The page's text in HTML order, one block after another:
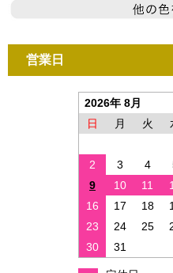
営業日
2026年 8月
日
月 火
2
3 4
9
10 11
16
17 18
23
24 25
30
31